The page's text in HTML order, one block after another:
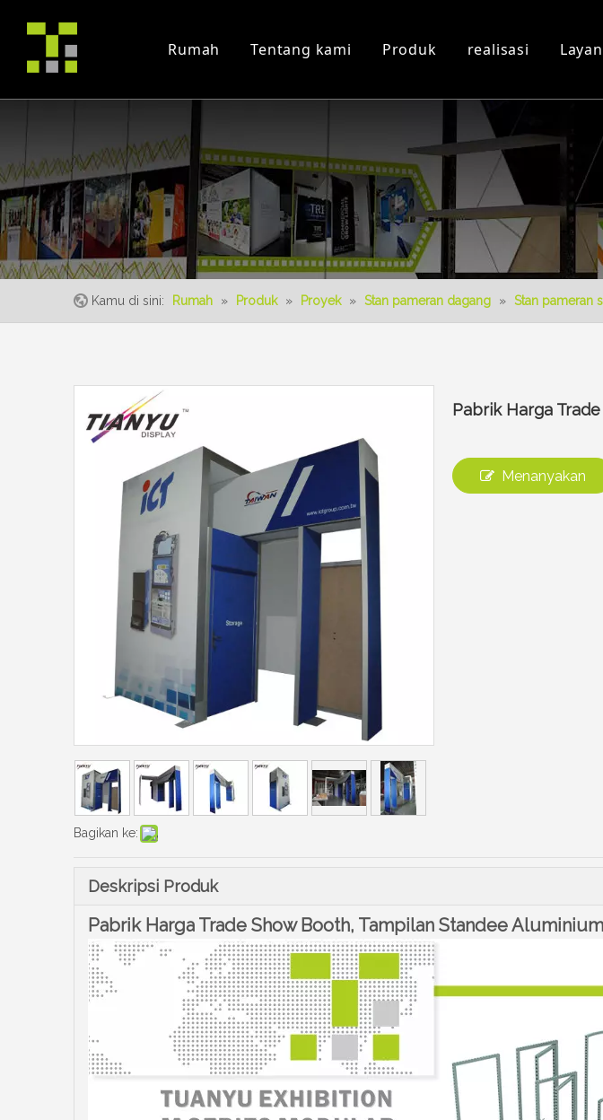
Rumah Tentang kami
Workshop dan Peralatan
Produk
Video 3D
realisasi
Produk baru
Kamu di sini: Rumah » Produk » Proyek » Stan pameran dagang » Stan pameran
Bagikan ke:
Pabrik Harga
Menanyakan
Deskripsi Produk
Pabrik Harga Trade Show Booth, Tampilan Standee Aluminium